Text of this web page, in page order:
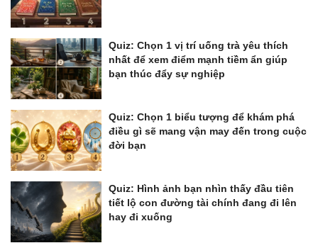
Quiz: Chọn 1 vị trí uống trà yêu thích
nhất để xem điểm mạnh tiềm ẩn giúp
bạn thúc đẩy sự nghiệp
Quiz: Chọn 1 biểu tượng để khám phá
điều gì sẽ mang vận may đến trong cuộc
đời bạn
Quiz: Hình ảnh bạn nhìn thấy đầu tiên
tiết lộ con đường tài chính đang đi lên
hay đi xuống